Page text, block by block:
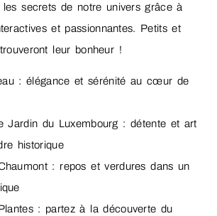
les secrets de notre univers grâce à
et passionnantes. Petits et
leur bonheur !
: élégance et sérénité au cœur de
Jardin du Luxembourg : détente et art
historique
: repos et verdures dans un
: partez à la découverte du